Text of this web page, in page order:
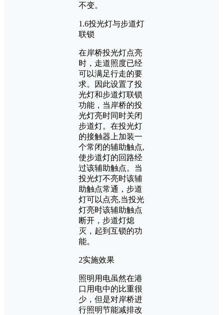
不变。
1.6投光灯与步道灯
联锁
在岸桥投光灯点亮
时，走道照度已经
可以满足行走的要
求。因此设置了投
光灯和步道灯联锁
功能，当岸桥的投
光灯亮时同时关闭
步道灯。在投光灯
的接触器上加装一
个常闭的辅助触点,
使步道灯的回路经
过该辅助触点。当
投光灯不亮时该辅
助触点常通，步道
灯可以点亮,当投光
灯亮时该辅助触点
断开，步道灯熄
灭，起到互锁的功
能。
2实施效果
照明用电虽然在港
口用电中的比重很
少，但是对岸桥进
行照明节能减排改